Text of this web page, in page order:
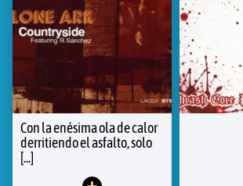
Con la enésima ola de calor
derritiendo el asfalto, solo
[...]